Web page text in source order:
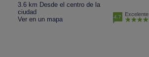
3.6 km Desde el centro de la
ciudad
Ver en un mapa
4.7 Excelente